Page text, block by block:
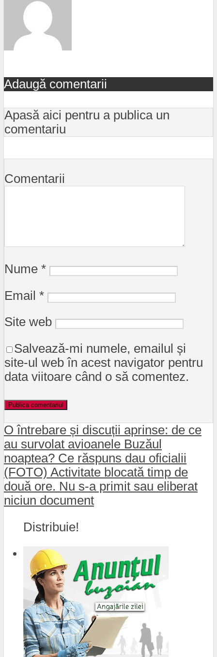
Adaugă comentarii
Apasă aici pentru a publica un
comentariu
Comentarii
Nume *
Email *
Site web
Salvează-mi numele, emailul și
site-ul web în acest navigator pentru
data viitoare când o să comentez.
O întrebare și discuții aprinse: de ce
au survolat avioanele Buzăul
noaptea? Ce răspuns dau oficialii
(FOTO) Activitate blocată timp de
două ore. Nu s-a primit sau eliberat
niciun document
Distribuie!